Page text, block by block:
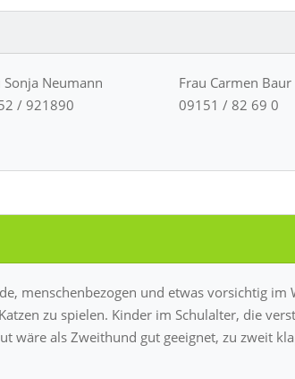
Sonja Neumann
/ 921890
Frau Carmen Baur
09151 / 82 69 0
menschenbezogen und etwas vorsichtig im
zu spielen. Kinder im Schulalter, die
wäre als Zweithund gut geeignet, zu zweit